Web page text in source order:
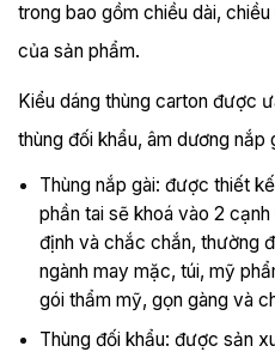
trong bao gồm chiều dài,
của sản phẩm.
Kiểu dáng thùng carton được
thùng đối khẩu, âm dương nắp
Thùng nắp gài: được thiết
phần tai sẽ khoá vào 2
định và chắc chắn, thường
ngành may mặc, túi, mỹ
gói thẩm mỹ, gọn gàng và
Thùng đối khẩu: được sản